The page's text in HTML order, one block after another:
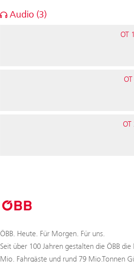
Audio (3)
OT
ÖBB. Heute. Für Morgen. Für uns.
Seit über 100 Jahren gestalten die ÖBB
Mio. Fahrgäste und rund 79 Mio.Tonnen